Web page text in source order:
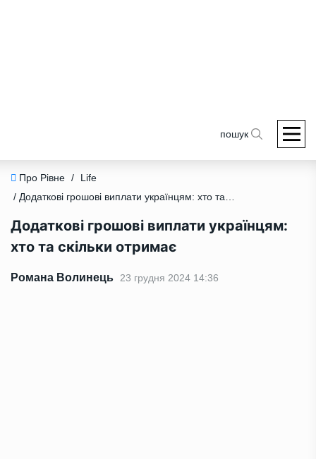
пошук
Про Рівне /
Life
/ Додаткові грошові виплати українцям: хто та скільки отримає
Додаткові грошові виплати українцям:
хто та скільки отримає
Романа Волинець 23 грудня 2024 14:36